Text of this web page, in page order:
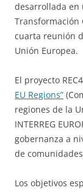
desarrollada en
Transformación
cuarta reunión
Unión Europea.
El proyecto
EU Regions”
regiones de la
INTERREG
gobernanza a
de
Los objetivos